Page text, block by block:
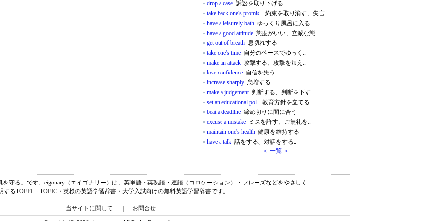
drop a case 訴訟を取り下げる
take back one's promis.. 約束を取り消す、失言..
have a leisurely bath ゆっくり風呂に入る
have a good attitude 態度がいい、立派な態..
get out of breath 息切れする
take one's time 自分のペースでゆっく..
make an attack 攻撃する、攻撃を加え..
lose confidence 自信を失う
increase sharply 急増する
make a judgement判断する、判断を下す
set an educational pol.. 教育方針を立てる
beat a deadline 締め切りに間に合う
excuse a mistake ミスを許す、ご無礼を..
maintain one's health 健康を維持する
have a talk 話をする、対話をする..
＜ 一覧 ＞
を守る」です。eigonary（エイゴナリー）は、英単語・英熟語・連語（コロケーション）・フレーズなどをやさしく
するTOEFL・TOEIC・英検の英語学習辞書・大学入試向けの無料英語学習辞書です。
当サイトに関して お問合せ